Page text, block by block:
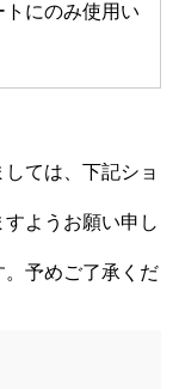
にのみ使用い
ては、下記ショ
ようお願い申し
。予めご了承くだ